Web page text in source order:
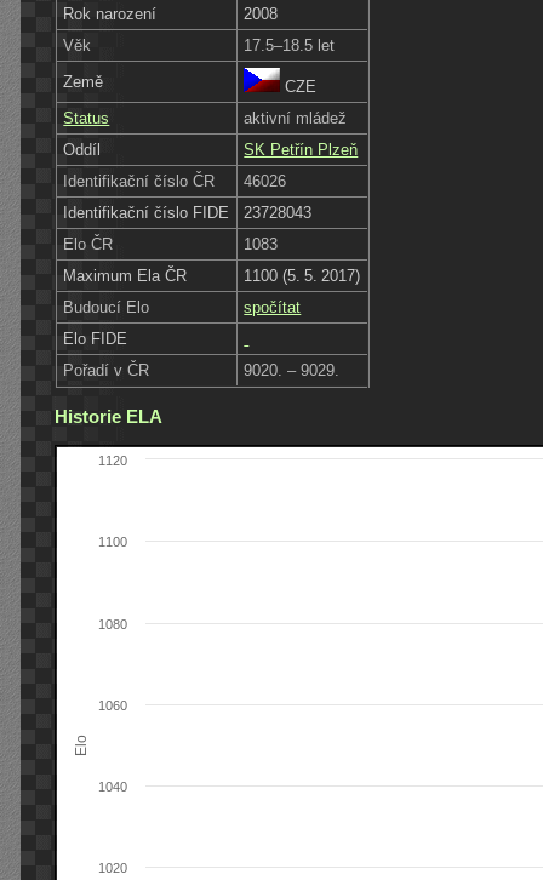
Rok narození
2008
Věk
17.5–18.5 let
Země
CZE
Status
aktivní mládež
Oddíl
SK Petřín Plzeň
Identifikační číslo ČR
46026
Identifikační číslo FIDE
23728043
Elo ČR
1083
Maximum Ela ČR
1100 (5. 5. 2017)
Budoucí Elo
spočítat
Elo FIDE
Pořadí v ČR
9020. – 9029.
Historie ELA
Elo
1020
1040
1060
1080
1100
1120